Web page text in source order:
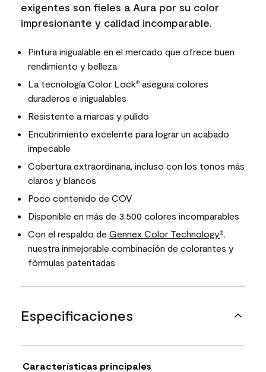
exigentes son fieles a Aura por su color
impresionante y calidad incomparable.
Pintura inigualable en el mercado que ofrece buen
rendimiento y belleza
La tecnología Color Lock® asegura colores
duraderos e inigualables
Resistente a marcas y pulido
Encubrimiento excelente para lograr un acabado
impecable
Cobertura extraordinaria, incluso con los tonos más
claros y blancos
Poco contenido de COV
Disponible en más de 3,500 colores incomparables
Con el respaldo de Gennex Color Technology®,
nuestra inmejorable combinación de colorantes y
fórmulas patentadas
Especificaciones
Características principales